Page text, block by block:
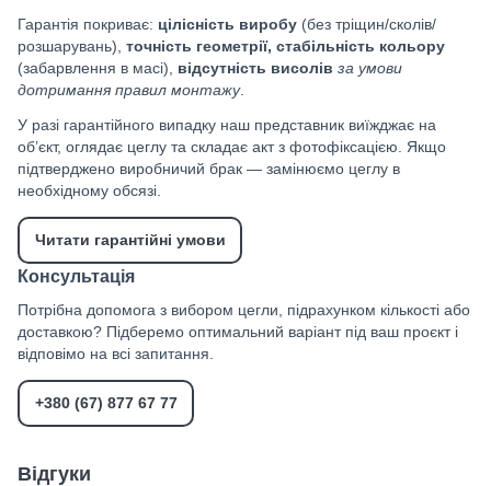
Гарантія покриває: цілісність виробу (без тріщин/сколів/
розшарувань), точність геометрії, стабільність кольору
(забарвлення в масі), відсутність висолів за умови
дотримання правил монтажу.
У разі гарантійного випадку наш представник виїжджає на
об’єкт, оглядає цеглу та складає акт з фотофіксацією. Якщо
підтверджено виробничий брак — замінюємо цеглу в
необхідному обсязі.
Читати гарантійні умови
Консультація
Потрібна допомога з вибором цегли, підрахунком кількості або
доставкою? Підберемо оптимальний варіант під ваш проєкт і
відповімо на всі запитання.
+380 (67) 877 67 77
Відгуки